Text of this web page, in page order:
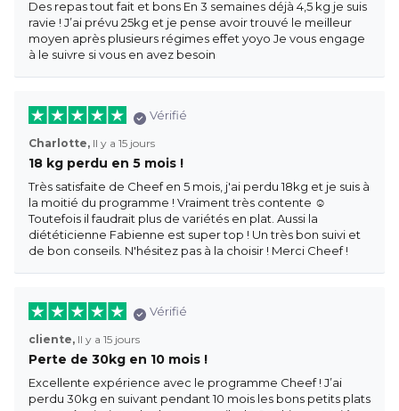
Des repas tout fait et bons En 3 semaines déjà 4,5 kg je suis
ravie ! J’ai prévu 25kg et je pense avoir trouvé le meilleur
moyen après plusieurs régimes effet yoyo Je vous engage
à le suivre si vous en avez besoin
Vérifié
Charlotte, Il y a 15 jours
18 kg perdu en 5 mois !
Très satisfaite de Cheef en 5 mois, j'ai perdu 18kg et je suis à
la moitié du programme ! Vraiment très contente ☺️
Toutefois il faudrait plus de variétés en plat. Aussi la
diététicienne Fabienne est super top ! Un très bon suivi et
de bon conseils. N'hésitez pas à la choisir ! Merci Cheef !
Vérifié
cliente, Il y a 15 jours
Perte de 30kg en 10 mois !
Excellente expérience avec le programme Cheef ! J’ai
perdu 30kg en suivant pendant 10 mois les bons petits plats